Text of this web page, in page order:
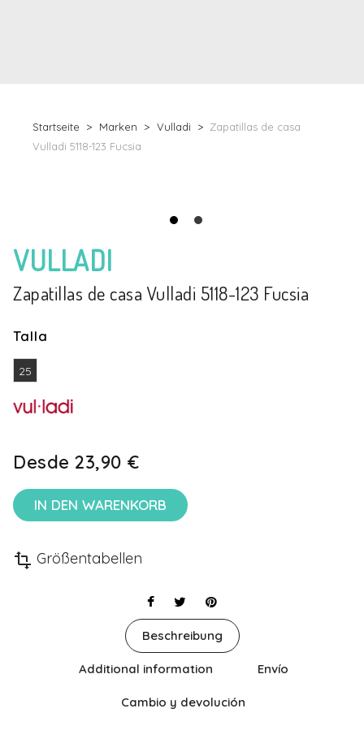
Startseite Marken Vulladi
Zapatillas de casa
Vulladi 5118-123 Fucsia
VULLADI
Zapatillas de casa Vulladi 5118-123 Fucsia
Talla
25
Desde 23,90 €
IN DEN WARENKORB
transform Größentabellen
Beschreibung
Additional information Envío
Cambio y devolución